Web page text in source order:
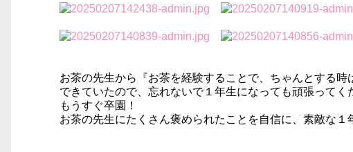
お茶の先生から『お茶を経験することで、ちゃんとする
できていたので、忘れないで１年生になっても頑張ってく
もうすぐ卒園！
お茶の先生にたくさん褒められたことを自信に、素敵な１